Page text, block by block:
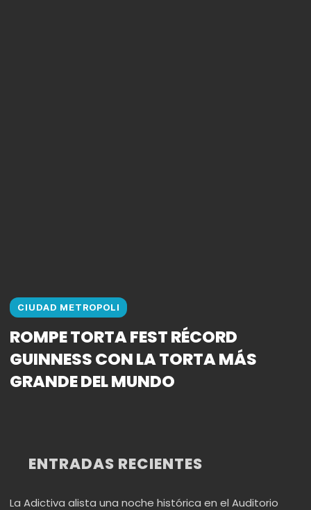
CIUDAD METROPOLI
ROMPE TORTA FEST RÉCORD
GUINNESS CON LA TORTA MÁS
GRANDE DEL MUNDO
ENTRADAS RECIENTES
La Adictiva alista una noche histórica en el Auditorio